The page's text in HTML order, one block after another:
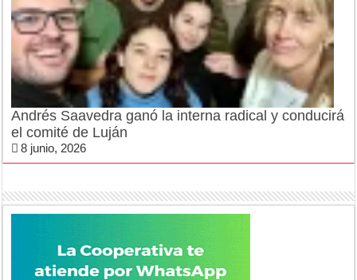
Andrés Saavedra ganó la interna radical y conducirá
el comité de Luján
8 junio, 2026